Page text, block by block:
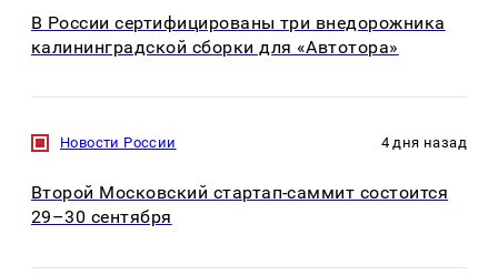
В России сертифицированы три внедорожника
калининградской сборки для «Автотора»
Новости России 4 дня назад
Второй Московский стартап-саммит состоится
29–30 сентября